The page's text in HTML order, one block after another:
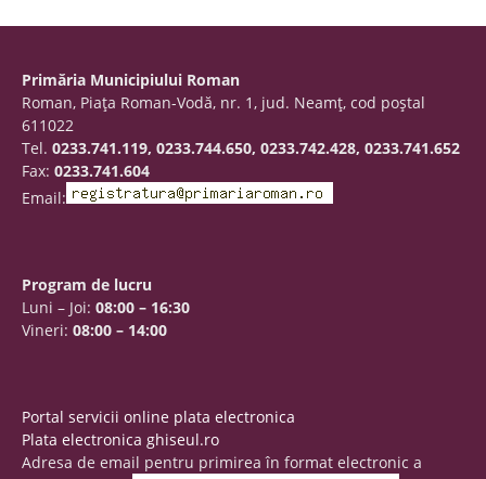
Primăria Municipiului Roman
Roman, Piaţa Roman-Vodă, nr. 1, jud. Neamţ, cod poştal
611022
Tel. 0233.741.119, 0233.744.650, 0233.742.428, 0233.741.652
Fax: 0233.741.604
Email:
Program de lucru
Luni – Joi: 08:00 – 16:30
Vineri: 08:00 – 14:00
Portal servicii online plata electronica
Plata electronica ghiseul.ro
Adresa de email pentru primirea în format electronic a